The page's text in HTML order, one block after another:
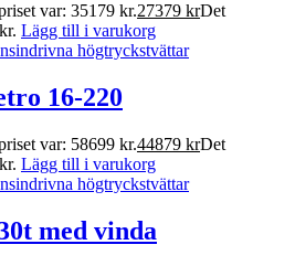
var: 35179 kr.27379 krDet
Lägg till i varukorg
högtryckstvättar
16-220
var: 58699 kr.44879 krDet
Lägg till i varukorg
högtryckstvättar
med vinda